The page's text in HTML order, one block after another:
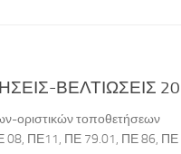
ΒΕΛΤΙΩΣΕΙΣ
οριστικών τοποθετήσεων
08, ΠΕ11, ΠΕ 79.01, ΠΕ 86, ΠΕ